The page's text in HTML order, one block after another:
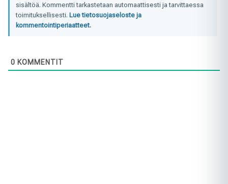
sisältöä. Kommentti tarkastetaan automaattisesti ja tarvittaessa
toimituksellisesti. Lue tietosuojaseloste ja
kommentointiperiaatteet.
0 KOMMENTIT